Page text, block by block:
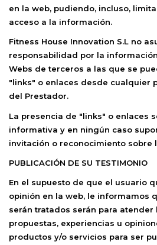
en la web, pudiendo, incluso,
acceso a la información.
Fitness House Innovation S.L no
responsabilidad por la
Webs de terceros a las que se
"links" o enlaces desde cualquier
del Prestador.
La presencia de "links" o enlaces
informativa y en ningún caso
invitación o reconocimiento sobre
PUBLICACIÓN DE SU TESTIMONIO
En el supuesto de que el usuario
opinión en la web, le informamos
serán tratados serán para atender
propuestas, experiencias u
productos y/o servicios para ser